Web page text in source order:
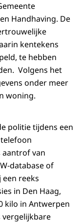
Handhaving. De
kentekens
te hebben
Volgens het
onder meer
woning.
politie tijdens een
van
database of
reeks
in Den Haag,
kilo in Antwerpen
vergelijkbare